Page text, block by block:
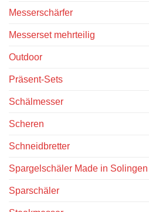
Messerschärfer
Messerset mehrteilig
Outdoor
Präsent-Sets
Schälmesser
Scheren
Schneidbretter
Spargelschäler Made in Solingen
Sparschäler